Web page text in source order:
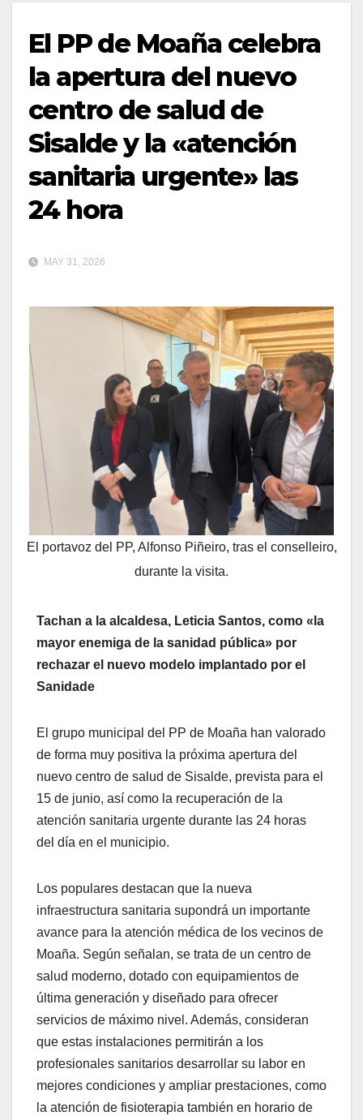
El PP de Moaña celebra
la apertura del nuevo
centro de salud de
Sisalde y la «atención
sanitaria urgente» las
24 hora
MAY 31, 2026
El portavoz del PP, Alfonso Piñeiro, tras el conselleiro,
durante la visita.
Tachan a la alcaldesa, Leticia Santos, como «la
mayor enemiga de la sanidad pública» por
rechazar el nuevo modelo implantado por el
Sanidade
El grupo municipal del PP de Moaña han valorado
de forma muy positiva la próxima apertura del
nuevo centro de salud de Sisalde, prevista para el
15 de junio, así como la recuperación de la
atención sanitaria urgente durante las 24 horas
del día en el municipio.
Los populares destacan que la nueva
infraestructura sanitaria supondrá un importante
avance para la atención médica de los vecinos de
Moaña. Según señalan, se trata de un centro de
salud moderno, dotado con equipamientos de
última generación y diseñado para ofrecer
servicios de máximo nivel. Además, consideran
que estas instalaciones permitirán a los
profesionales sanitarios desarrollar su labor en
mejores condiciones y ampliar prestaciones, como
la atención de fisioterapia también en horario de